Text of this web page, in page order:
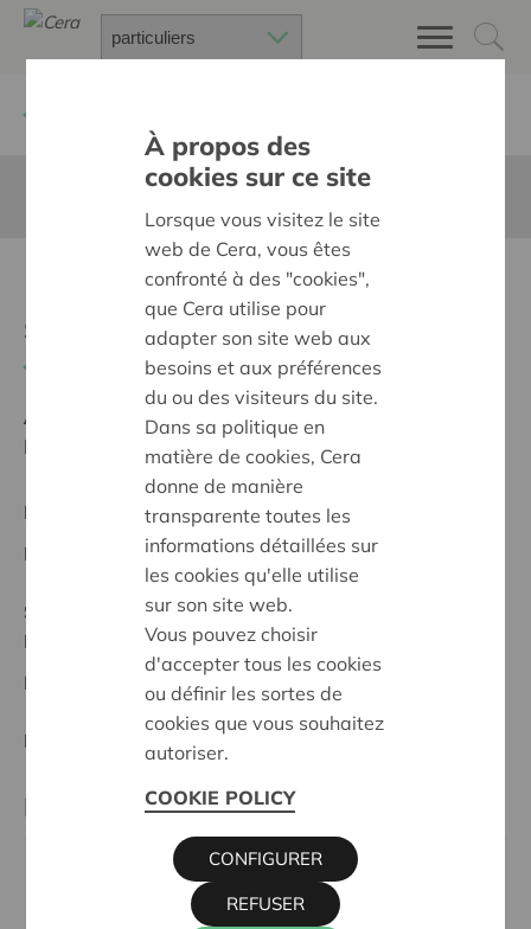
Heropstart
schoolbibliotheken
Ambition:
Une société solidaire et respectueuse, sans
barrières
Projet régional
Date de début:01/10/2024
Statut:
Noordwest-Brabant
Date de décision: 01/10/2024
Décision: Approuvé
Partenaire
KOBOS campus M, Mechelseweg 347, 1880
KAPELLE-OP-DEN-BOS
À propos des
cookies sur ce site
Lorsque vous visitez le site
web de Cera, vous êtes
confronté à des "cookies",
que Cera utilise pour
adapter son site web aux
besoins et aux préférences
du ou des visiteurs du site.
Dans sa politique en
matière de cookies, Cera
donne de manière
transparente toutes les
informations détaillées sur
les cookies qu'elle utilise
sur son site web.
Vous pouvez choisir
d'accepter tous les cookies
ou définir les sortes de
cookies que vous souhaitez
autoriser.
COOKIE POLICY
REFUSER
CONFIGURER